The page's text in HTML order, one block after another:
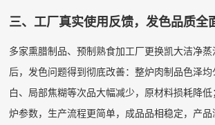
三、工厂真实使用反馈，发色品质全
多家熏腊制品、预制熟食加工厂更换凯大洁净
后，发色问题得到彻底改善：整炉肉制品色泽
白、局部焦糊等次品大幅减少，原材料损耗降
炉参数，生产流程更简单，成品品相稳定，产